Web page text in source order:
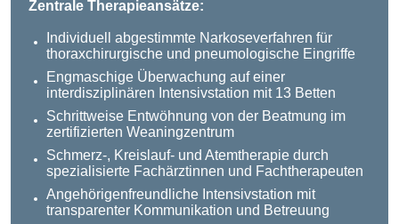
Zentrale Therapieansätze:
Individuell abgestimmte Narkoseverfahren für
thoraxchirurgische und pneumologische Eingriffe
Engmaschige Überwachung auf einer
interdisziplinären Intensivstation mit 13 Betten
Schrittweise Entwöhnung von der Beatmung im
zertifizierten Weaningzentrum
Schmerz-, Kreislauf- und Atemtherapie durch
spezialisierte Fachärztinnen und Fachtherapeuten
Angehörigenfreundliche Intensivstation mit
transparenter Kommunikation und Betreuung